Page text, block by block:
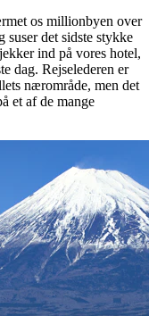
os millionbyen over
det sidste stykke
ind på vores hotel,
dag. Rejselederen er
nærområde, men det
et af de mange